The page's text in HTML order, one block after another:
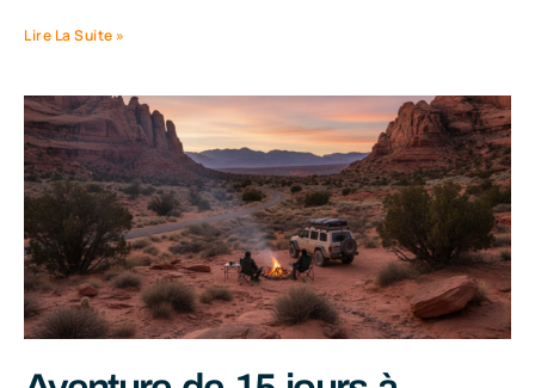
Lire La Suite »